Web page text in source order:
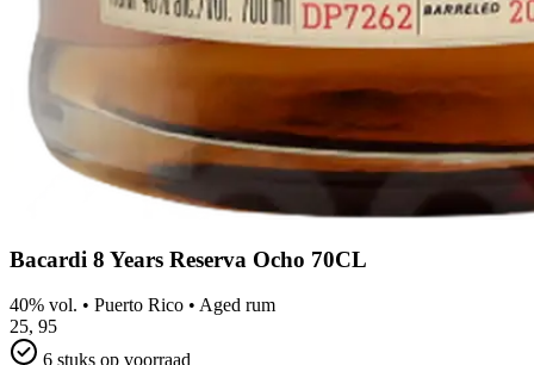
Bacardi 8 Years Reserva Ocho 70CL
40% vol. • Puerto Rico • Aged rum
25, 95
6 stuks op voorraad